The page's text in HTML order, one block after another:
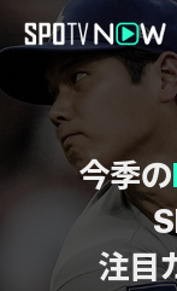
今季の
注目